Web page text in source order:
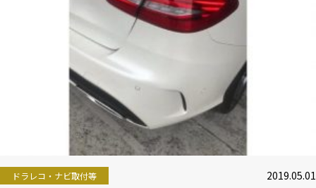
ドラレコ・ナビ取付等 2019.05.01